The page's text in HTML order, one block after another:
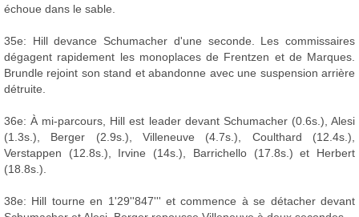
échoue dans le sable.
35e: Hill devance Schumacher d'une seconde. Les commissaires
dégagent rapidement les monoplaces de Frentzen et de Marques.
Brundle rejoint son stand et abandonne avec une suspension arrière
détruite.
36e: À mi-parcours, Hill est leader devant Schumacher (0.6s.), Alesi
(1.3s.), Berger (2.9s.), Villeneuve (4.7s.), Coulthard (12.4s.),
Verstappen (12.8s.), Irvine (14s.), Barrichello (17.8s.) et Herbert
(18.8s.).
38e: Hill tourne en 1'29''847''' et commence à se détacher devant